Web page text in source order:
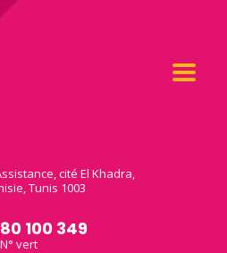
cité El Khadra,
Tunis 1003
80 100 349
N° vert